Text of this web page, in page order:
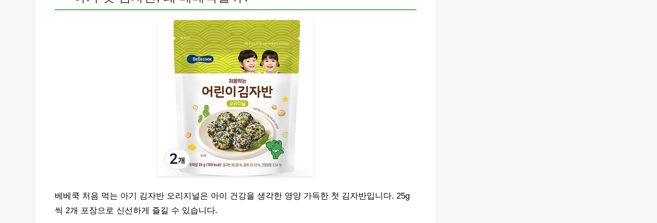
베베쿡 처음 먹는 아기 김자반 오리지널은 아이 건강을 생각한 영양 가득한 첫 김자반입니다. 25g
씩 2개 포장으로 신선하게 즐길 수 있습니다.